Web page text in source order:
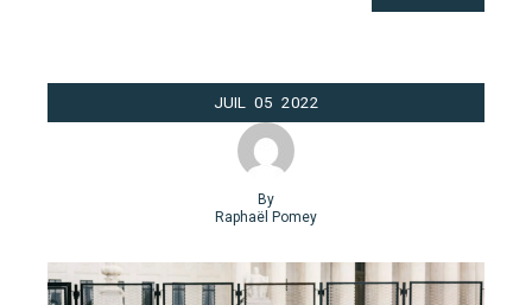
JUIL 05 2022
By
Raphaël Pomey